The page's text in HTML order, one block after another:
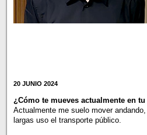
20 JUNIO 2024
¿Cómo te mueves actualmente en
Actualmente me suelo mover
largas uso el transporte público.